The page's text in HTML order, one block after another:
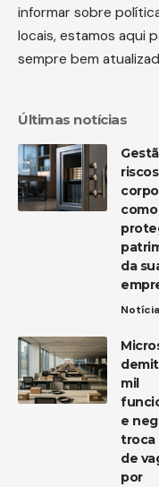
informar sobre
locais, estamos aqui
sempre bem
Últimas notícias
riscos
como
da
mil
e
troca
de
por